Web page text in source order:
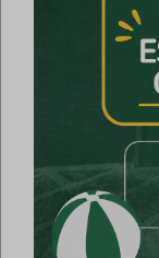
Jueves, 22 May
Comidas Pepi
Uncategorized
Un día de
para llevar de
aprieta y el